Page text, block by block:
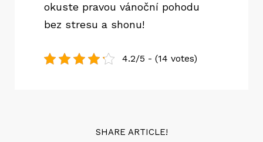
okuste pravou vánoční pohodu
bez stresu a shonu!
4.2/5 - (14 votes)
SHARE ARTICLE!